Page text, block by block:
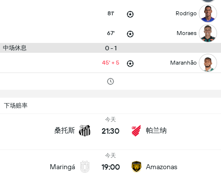
81' Rodrigo
67' Moraes
中场休息 0 - 1
45' + 5 Maranhão
下场赔率
桑托斯
今天
21:30 帕兰纳
Maringá
今天
19:00 Amazonas